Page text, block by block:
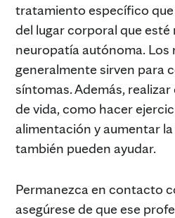
tratamiento específico
del lugar corporal que
neuropatía autónoma. Los
generalmente sirven para
síntomas. Además,
de vida, como hacer
alimentación y aumentar
también pueden ayudar.
Permanezca en contacto
asegúrese de que ese